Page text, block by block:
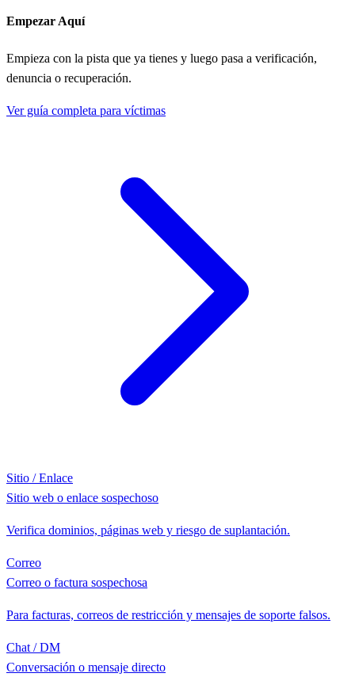
Empezar Aquí
Empieza con la pista que ya tienes y luego pasa a verificación,
denuncia o recuperación.
Ver guía completa para víctimas
Sitio / Enlace
Sitio web o enlace sospechoso
Verifica dominios, páginas web y riesgo de suplantación.
Correo
Correo o factura sospechosa
Para facturas, correos de restricción y mensajes de soporte falsos.
Chat / DM
Conversación o mensaje directo